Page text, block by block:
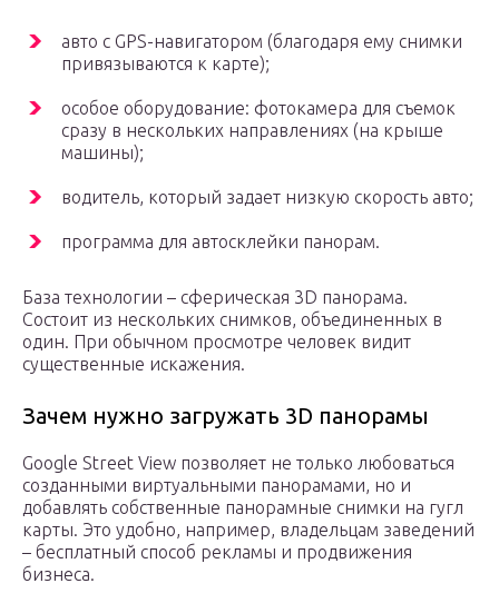
авто с GPS-навигатором (благодаря ему снимки
привязываются к карте);
особое оборудование: фотокамера для съемок
сразу в нескольких направлениях (на крыше
машины);
водитель, который задает низкую скорость авто;
программа для автосклейки панорам.
База технологии – сферическая 3D панорама.
Состоит из нескольких снимков, объединенных в
один. При обычном просмотре человек видит
существенные искажения.
Зачем нужно загружать 3D панорамы
Google Street View позволяет не только любоваться
созданными виртуальными панорамами, но и
добавлять собственные панорамные снимки на гугл
карты. Это удобно, например, владельцам заведений
– бесплатный способ рекламы и продвижения
бизнеса.